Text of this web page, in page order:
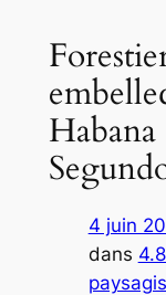
4 juin
dans